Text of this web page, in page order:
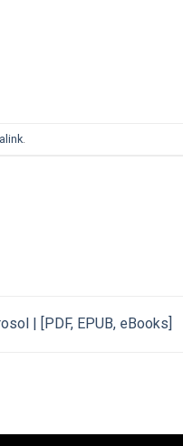
.
| [PDF, EPUB, eBooks]